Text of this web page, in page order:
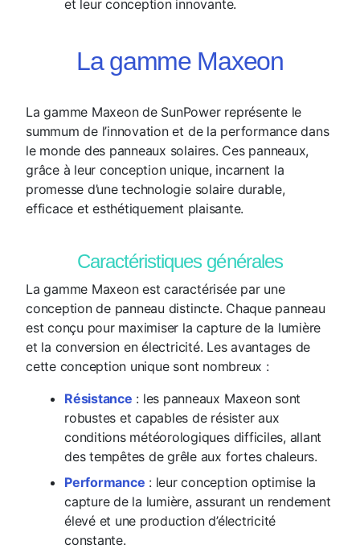
et leur conception innovante.
La gamme Maxeon
La gamme Maxeon de SunPower représente le
summum de l’innovation et de la performance dans
le monde des panneaux solaires. Ces panneaux,
grâce à leur conception unique, incarnent la
promesse d’une technologie solaire durable,
efficace et esthétiquement plaisante.
Caractéristiques générales
La gamme Maxeon est caractérisée par une
conception de panneau distincte. Chaque panneau
est conçu pour maximiser la capture de la lumière
et la conversion en électricité. Les avantages de
cette conception unique sont nombreux :
Résistance : les panneaux Maxeon sont
robustes et capables de résister aux
conditions météorologiques difficiles, allant
des tempêtes de grêle aux fortes chaleurs.
Performance : leur conception optimise la
capture de la lumière, assurant un rendement
élevé et une production d’électricité
constante.